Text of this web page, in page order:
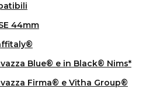
44mm
Blue® e in Black® Nims*
Firma® e Vitha Group®